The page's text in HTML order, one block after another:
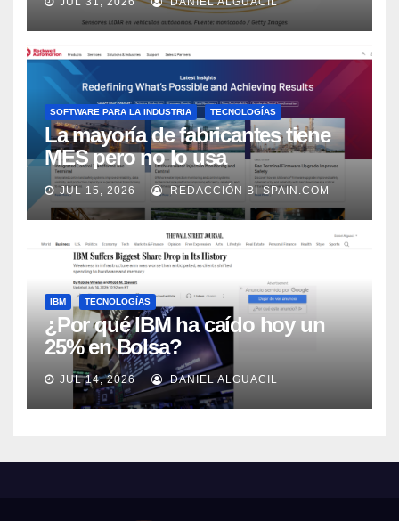
Market Watch
SOFTWARE PARA LA INDUSTRIA TECNOLOGÍAS
La mayoría de fabricantes tiene
MES pero no lo usa
adecuadamente, según Rockwell
Automation
JUL 15, 2026 REDACCIÓN BI-SPAIN.COM
IBM TECNOLOGÍAS
¿Por qué IBM ha caído hoy un
25% en Bolsa?
JUL 14, 2026 DANIEL ALGUACIL